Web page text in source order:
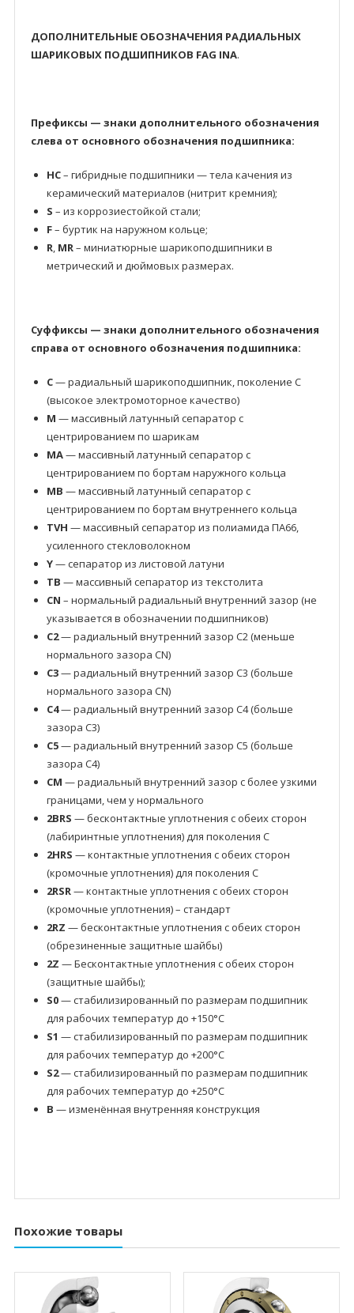
ДОПОЛНИТЕЛЬНЫЕ ОБОЗНАЧЕНИЯ РАДИАЛЬНЫХ
ШАРИКОВЫХ ПОДШИПНИКОВ FAG INA.
Префиксы — знаки дополнительного обозначения
слева от основного обозначения подшипника:
HC– гибридные подшипники — тела качения из
керамический материалов (нитрит кремния);
S – из коррозиестойкой стали;
F– буртик на наружном кольце;
R, MR– миниатюрные шарикоподшипники в
метрический и дюймовых размерах.
Суффиксы — знаки дополнительного обозначения
справа от основного обозначения подшипника:
C— радиальный шарикоподшипник, поколение C
(высокое электромоторное качество)
M — массивный латунный сепаратор с
центрированием по шарикам
MA— массивный латунный сепаратор с
центрированием по бортам наружного кольца
MB — массивный латунный сепаратор с
центрированием по бортам внутреннего кольца
TVH — массивный сепаратор из полиамида ПА66,
усиленного стекловолокном
Y— сепаратор из листовой латуни
TB — массивный сепаратор из текстолита
CN – нормальный радиальный внутренний зазор (не
указывается в обозначении подшипников)
C2— радиальный внутренний зазор C2 (меньше
нормального зазора CN)
C3— радиальный внутренний зазор C3 (больше
нормального зазора CN)
C4— радиальный внутренний зазор C4 (больше
зазора C3)
C5— радиальный внутренний зазор C5 (больше
зазора C4)
CM — радиальный внутренний зазор с более узкими
границами, чем у нормального
2BRS — бесконтактные уплотнения с обеих сторон
(лабиринтные уплотнения) для поколения C
2HRS — контактные уплотнения с обеих сторон
(кромочные уплотнения) для поколения C
2RSR— контактные уплотнения с обеих сторон
(кромочные уплотнения) – стандарт
2RZ — бесконтактные уплотнения с обеих сторон
(обрезиненные защитные шайбы)
2Z — Бесконтактные уплотнения с обеих сторон
(защитные шайбы);
S0— стабилизированный по размерам подшипник
для рабочих температур до +150°C
S1 — стабилизированный по размерам подшипник
для рабочих температур до +200°C
S2— стабилизированный по размерам подшипник
для рабочих температур до +250°C
B — изменённая внутренняя конструкция
Похожие товары